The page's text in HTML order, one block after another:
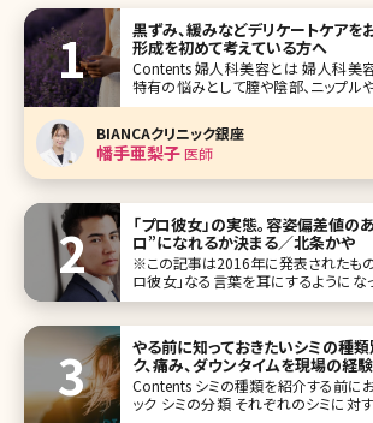
黒ずみ、緩みなどデリケートケアを
形成を初めて考えている方へ
Contents 婦人科美容とは 婦人科美容の種類 まとめ 女性
特有の悩みとして膣や陰部、ニップル
問わず悩みを抱えている方が多くいら
色味を明るくしたい、胸の大きさを大
を重ねていくと膣の緩みや授乳によるバ
BIANCAクリニック銀座
幡手亜梨子医師
「プロ彼女」の実態。容姿偏差値の
ロ”になれるか決まる／北条かや
※この記事は2016年に発表されたもの
ロ彼女」なる言葉を耳にするようにな
ツ選手とばかり付き合う一般女性」の
らない程度。あるいはやっていない」
らない。自己主
やる前に知っておきたいシミの種類
ク、痛み、ダウンタイムを現場の経
Contents シミの種類を紹介する前にお肌の基礎知識をチェ
ック シミの分類 それぞれのシミに対する治療 【